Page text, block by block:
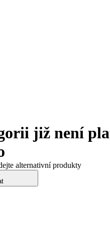
již není
alternativní produkty